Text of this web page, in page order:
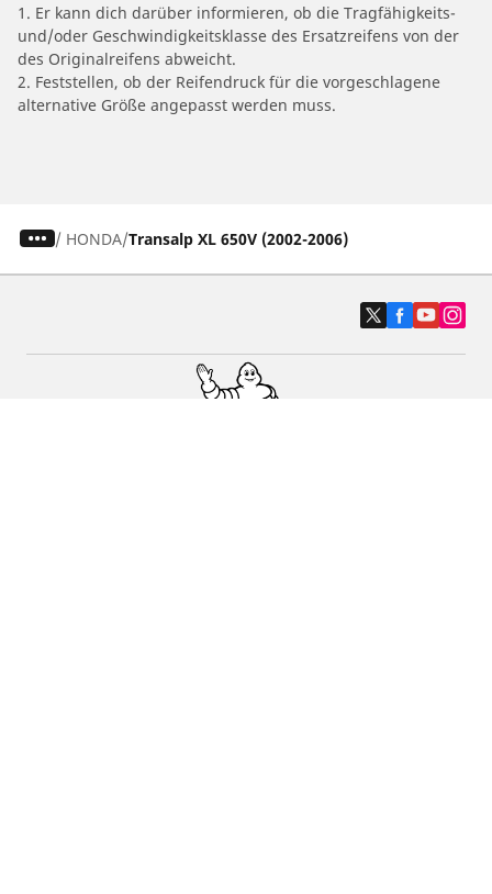
1. Er kann dich darüber informieren, ob die Tragfähigkeits-
und/oder Geschwindigkeitsklasse des Ersatzreifens von der
des Originalreifens abweicht.
2. Feststellen, ob der Reifendruck für die vorgeschlagene
alternative Größe angepasst werden muss.
/ HONDA Transalp XL 650V (2002-2006)